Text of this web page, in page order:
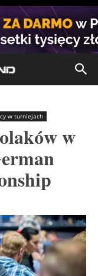
w turniejach
w